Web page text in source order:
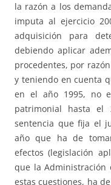
la razón a los
imputa al ejercicio
adquisición para
debiendo aplicar
procedentes, por
y teniendo en cuenta
en el año 1995, no
patrimonial hasta
sentencia que fija el
año que ha de
efectos (legislación
que la Administración
estas cuestiones, ha